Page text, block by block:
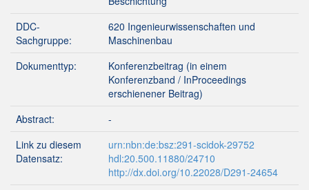
DDC-
Sachgruppe:
620 Ingenieurwissenschaften und
Maschinenbau
Dokumenttyp:
Konferenzbeitrag (in einem
Konferenzband / InProceedings
erschienener Beitrag)
Abstract:
-
Link zu diesem
Datensatz:
urn:nbn:de:bsz:291-scidok-29752
hdl:20.500.11880/24710
http://dx.doi.org/10.22028/D291-24654